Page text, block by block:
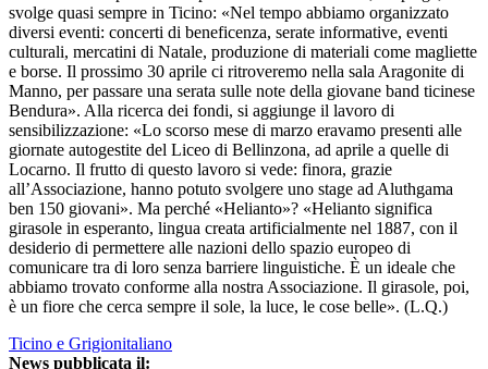
svolge quasi sempre in Ticino: «Nel tempo abbiamo organizzato
diversi eventi: concerti di beneficenza, serate informative, eventi
culturali, mercatini di Natale, produzione di materiali come magliette
e borse. Il prossimo 30 aprile ci ritroveremo nella sala Aragonite di
Manno, per passare una serata sulle note della giovane band ticinese
Bendura». Alla ricerca dei fondi, si aggiunge il lavoro di
sensibilizzazione: «Lo scorso mese di marzo eravamo presenti alle
giornate autogestite del Liceo di Bellinzona, ad aprile a quelle di
Locarno. Il frutto di questo lavoro si vede: finora, grazie
all’Associazione, hanno potuto svolgere uno stage ad Aluthgama
ben 150 giovani». Ma perché «Helianto»? «Helianto significa
girasole in esperanto, lingua creata artificialmente nel 1887, con il
desiderio di permettere alle nazioni dello spazio europeo di
comunicare tra di loro senza barriere linguistiche. È un ideale che
abbiamo trovato conforme alla nostra Associazione. Il girasole, poi,
è un fiore che cerca sempre il sole, la luce, le cose belle». (L.Q.)
Ticino e Grigionitaliano
News pubblicata il: